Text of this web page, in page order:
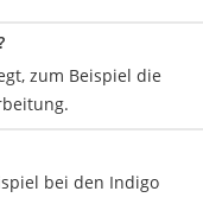
zum Beispiel die
bei den Indigo